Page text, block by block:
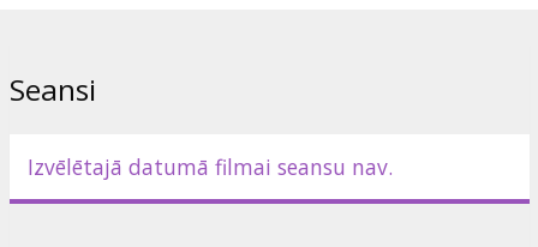
Sheen, Vera Farmiga, Mark Wahlberg
Filma angļu valodā ar subtitriem latviešu un krievu valodā.
Seansi
Izvēlētajā datumā filmai seansu nav.